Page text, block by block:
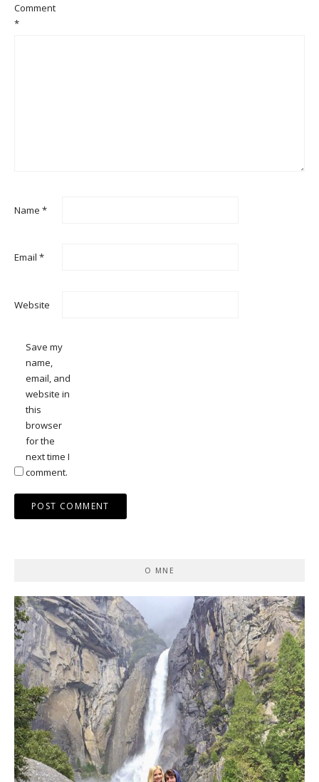
Comment
*
Name *
Email *
Website
Save my
name,
email, and
website in
this
browser
for the
next time I
comment.
O MNE